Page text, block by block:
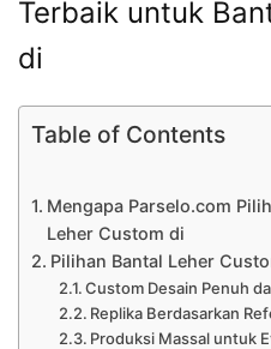
Terbaik untuk
di
Table of Contents
Mengapa Parselo.com
Leher Custom di
Pilihan Bantal Leher
Custom Desain Penuh
Replika Berdasarkan
Produksi Massal untuk